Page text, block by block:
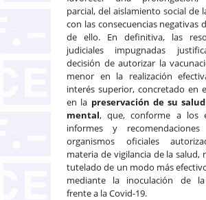
parcial, del aislamiento social de
con las consecuencias negativas
de ello. En definitiva, las
judiciales impugnadas
decisión de autorizar la
menor en la realización
interés superior, concretado en
en la preservación de su
mental, que, conforme a los
informes y
organismos oficiales
materia de vigilancia de la salud,
tutelado de un modo más
mediante la inoculación de
frente a la Covid-19.